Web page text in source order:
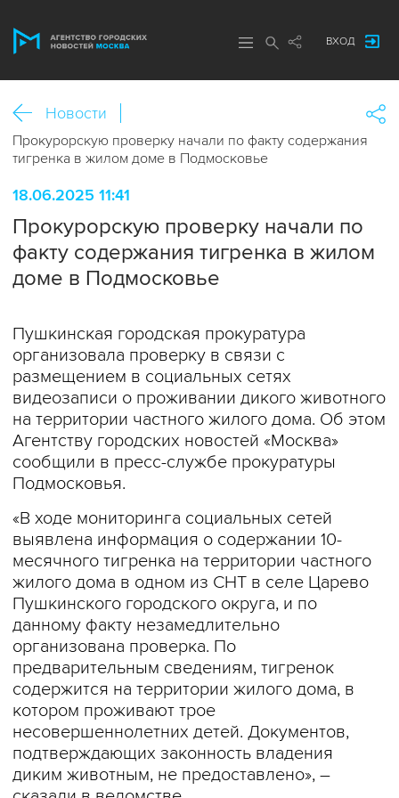
ВХОД
Новости
Прокурорскую проверку начали по факту содержания
тигренка в жилом доме в Подмосковье
18.06.2025 11:41
Прокурорскую проверку начали по
факту содержания тигренка в жилом
доме в Подмосковье
Пушкинская городская прокуратура
организовала проверку в связи с
размещением в социальных сетях
видеозаписи о проживании дикого животного
на территории частного жилого дома. Об этом
Агентству городских новостей «Москва»
сообщили в пресс-службе прокуратуры
Подмосковья.
«В ходе мониторинга социальных сетей
выявлена информация о содержании 10-
месячного тигренка на территории частного
жилого дома в одном из СНТ в селе Царево
Пушкинского городского округа, и по
данному факту незамедлительно
организована проверка. По
предварительным сведениям, тигренок
содержится на территории жилого дома, в
котором проживают трое
несовершеннолетних детей. Документов,
подтверждающих законность владения
диким животным, не предоставлено», –